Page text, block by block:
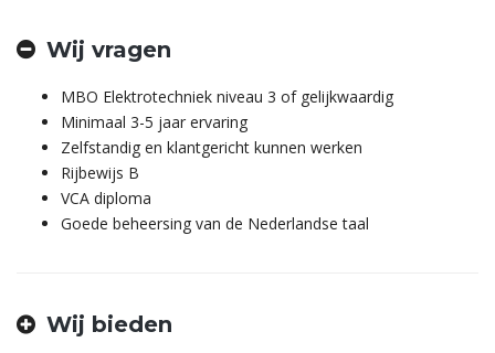
Wij vragen
MBO Elektrotechniek niveau 3 of gelijkwaardig
Minimaal 3-5 jaar ervaring
Zelfstandig en klantgericht kunnen werken
Rijbewijs B
VCA diploma
Goede beheersing van de Nederlandse taal
Wij bieden